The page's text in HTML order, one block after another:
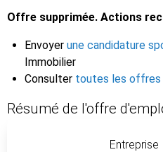
Offre supprimée. Actions
Envoyer une candidature
Immobilier
Consulter toutes les offres
Résumé de l'offre
Entreprise